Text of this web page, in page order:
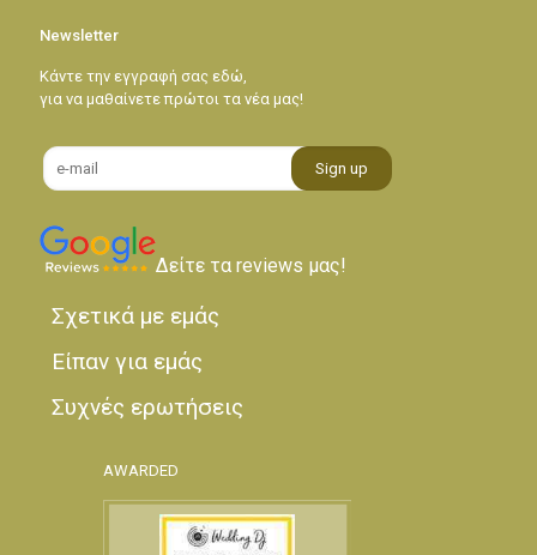
Newsletter
Κάντε την εγγραφή σας εδώ,
για να μαθαίνετε πρώτοι τα νέα μας!
Δείτε τα reviews μας!
Σχετικά με εμάς
Είπαν για εμάς
Συχνές ερωτήσεις
AWARDED